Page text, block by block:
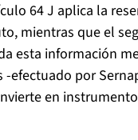
64 J aplica la
mientras que el
esta información
efectuado por
en